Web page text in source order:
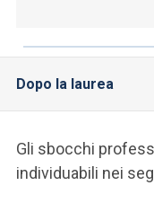
Dopo la laurea
Gli sbocchi
individuabili nei